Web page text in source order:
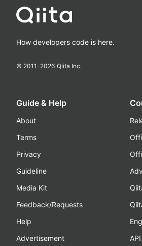
How developers code is here.
© 2011-2026 Qiita Inc.
Guide & Help
About
Terms
Privacy
Guideline
Media Kit
Feedback/Requests
Help
Advertisement
API